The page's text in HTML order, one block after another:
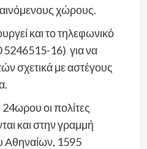
χώρους.
και το τηλεφωνικό
16) για να
σχετικά με αστέγους
24ωρου οι πολίτες
και στην γραμμή
Αθηναίων, 1595